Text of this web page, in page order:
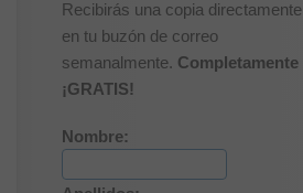
Recibirás una copia directamente
en tu buzón de correo
semanalmente. Completamente
¡GRATIS!
Nombre: